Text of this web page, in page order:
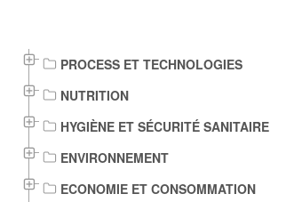
PROCESS ET TECHNOLOGIES
NUTRITION
HYGIÈNE ET SÉCURITÉ SANITAIRE
ENVIRONNEMENT
ECONOMIE ET CONSOMMATION